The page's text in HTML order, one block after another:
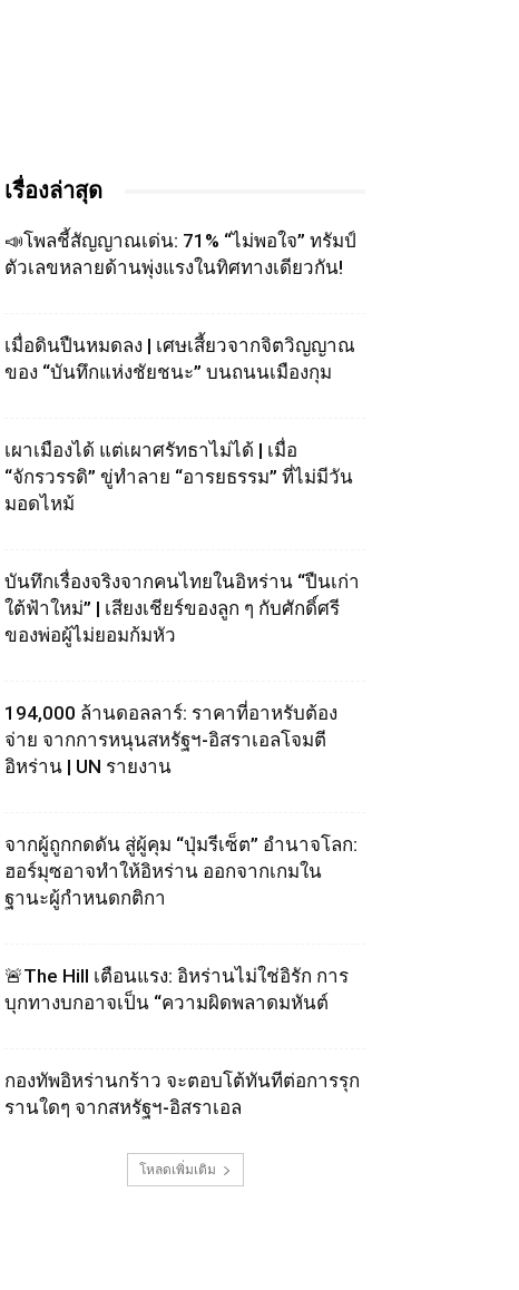
เรื่องล่าสุด
📣โพลชี้สัญญาณเด่น: 71% “ไม่พอใจ” ทรัมป์
ตัวเลขหลายด้านพุ่งแรงในทิศทางเดียวกัน!
เมื่อดินปืนหมดลง | เศษเสี้ยวจากจิตวิญญาณ
ของ “บันทึกแห่งชัยชนะ” บนถนนเมืองกุม
เผาเมืองได้ แต่เผาศรัทธาไม่ได้ | เมื่อ
“จักรวรรดิ” ขู่ทำลาย “อารยธรรม” ที่ไม่มีวัน
มอดไหม้
บันทึกเรื่องจริงจากคนไทยในอิหร่าน “ปืนเก่า
ใต้ฟ้าใหม่” | เสียงเชียร์ของลูก ๆ กับศักดิ์ศรี
ของพ่อผู้ไม่ยอมก้มหัว
194,000 ล้านดอลลาร์: ราคาที่อาหรับต้อง
จ่าย จากการหนุนสหรัฐฯ‑อิสราเอลโจมตี
อิหร่าน | UN รายงาน
จากผู้ถูกกดดัน สู่ผู้คุม “ปุ่มรีเซ็ต” อำนาจโลก:
ฮอร์มุซอาจทำให้อิหร่าน ออกจากเกมใน
ฐานะผู้กำหนดกติกา
🚨The Hill เตือนแรง: อิหร่านไม่ใช่อิรัก การ
บุกทางบกอาจเป็น “ความผิดพลาดมหันต์
กองทัพอิหร่านกร้าว จะตอบโต้ทันทีต่อการรุก
รานใดๆ จากสหรัฐฯ-อิสราเอล
โหลดเพิ่มเติม